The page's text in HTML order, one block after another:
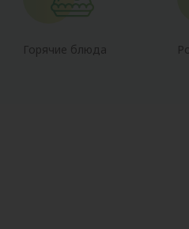
Горячие блюда